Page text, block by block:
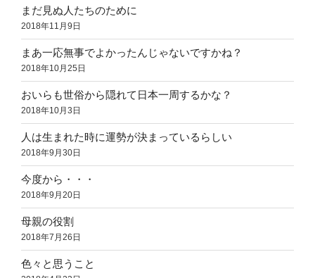
まだ見ぬ人たちのために
2018年11月9日
まあ一応無事でよかったんじゃないですかね？
2018年10月25日
おいらも世俗から隠れて日本一周するかな？
2018年10月3日
人は生まれた時に運勢が決まっているらしい
2018年9月30日
今度から・・・
2018年9月20日
母親の役割
2018年7月26日
色々と思うこと